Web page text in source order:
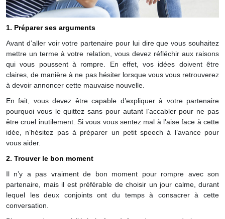
1. Préparer ses arguments
Avant d’aller voir votre partenaire pour lui dire que vous souhaitez
mettre un terme à votre relation, vous devez réfléchir aux raisons
qui vous poussent à rompre. En effet, vos idées doivent être
claires, de manière à ne pas hésiter lorsque vous vous retrouverez
à devoir annoncer cette mauvaise nouvelle.
En fait, vous devez être capable d’expliquer à votre partenaire
pourquoi vous le quittez sans pour autant l’accabler pour ne pas
être cruel inutilement. Si vous vous sentez mal à l’aise face à cette
idée, n’hésitez pas à préparer un petit speech à l’avance pour
vous aider.
2. Trouver le bon moment
Il n’y a pas vraiment de bon moment pour rompre avec son
partenaire, mais il est préférable de choisir un jour calme, durant
lequel les deux conjoints ont du temps à consacrer à cette
conversation.